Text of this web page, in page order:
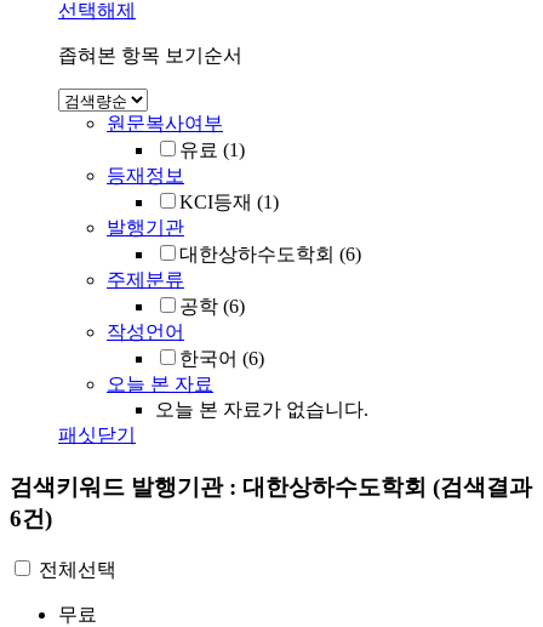
선택해제
좁혀본 항목 보기순서
원문복사여부
유료 (1)
등재정보
KCI등재 (1)
발행기관
대한상하수도학회 (6)
주제분류
공학 (6)
작성언어
한국어 (6)
오늘 본 자료
오늘 본 자료가 없습니다.
패싯닫기
검색키워드 발행기관 : 대한상하수도학회 (검색결과
6건)
전체선택
무료